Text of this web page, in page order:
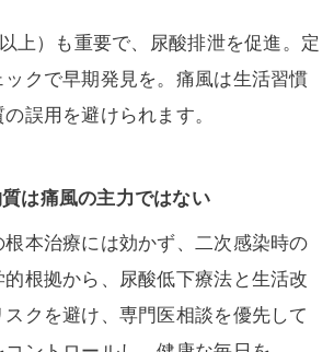
上）も重要で、尿酸排泄を促進。定
クで早期発見を。痛風は生活習慣
誤用を避けられます。
は痛風の主力ではない
本治療には効かず、二次感染時の
根拠から、尿酸低下療法と生活改
クを避け、専門医相談を優先して